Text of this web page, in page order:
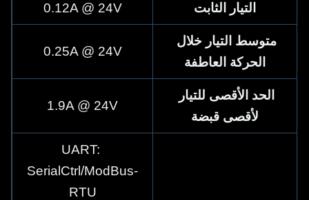
التيار الثابت 0.12A @ 24V
متوسط التيار خلال
الحركة العاطفة
0.25A @ 24V
الحد الأقصى للتيار
لأقصى قبضة
1.9A @ 24V
UART:
SerialCtrl/ModBus-
RTU